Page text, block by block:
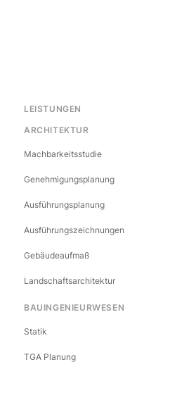
LEISTUNGEN
ARCHITEKTUR
Machbarkeitsstudie
Genehmigungsplanung
Ausführungsplanung
Ausführungszeichnungen
Gebäudeaufmaß
Landschaftsarchitektur
BAUINGENIEURWESEN
Statik
TGA Planung